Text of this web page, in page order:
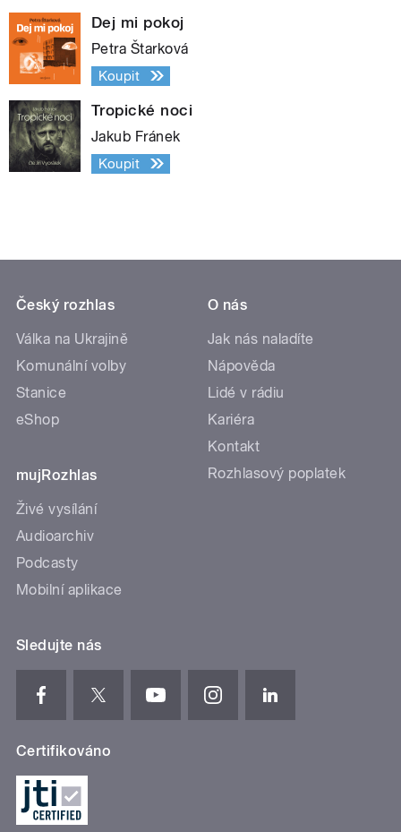
Dej mi pokoj
Petra Štarková
Koupit
Tropické noci
Jakub Fránek
Koupit
Český rozhlas
Válka na Ukrajině
Komunální volby
Stanice
eShop
mujRozhlas
Živé vysílání
Audioarchiv
Podcasty
Mobilní aplikace
O nás
Jak nás naladíte
Nápověda
Lidé v rádiu
Kariéra
Kontakt
Rozhlasový poplatek
Sledujte nás
Certifikováno